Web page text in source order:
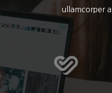
ullamcorper